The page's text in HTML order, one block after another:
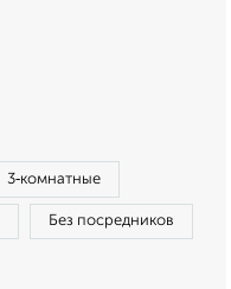
3‑комнатные
Без посредников